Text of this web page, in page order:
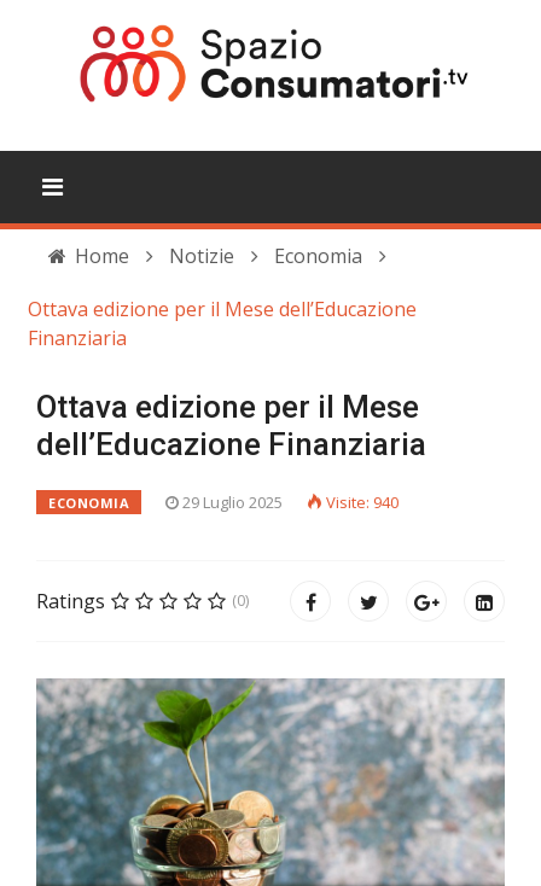
Home Notizie
Economia
Ottava edizione per il Mese dell’Educazione
Finanziaria
Ottava edizione per il Mese
dell’Educazione Finanziaria
ECONOMIA 29 Luglio 2025 Visite: 940
Ratings (0)